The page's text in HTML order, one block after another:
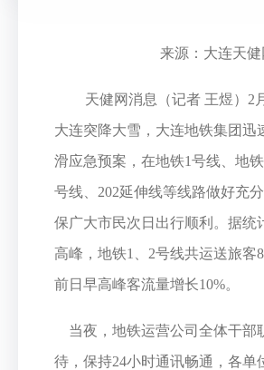
来源：大连天健
天健网消息（记者 王煜）2
大连突降大雪，大连地铁集团迅
滑应急预案，在地铁1号线、地
号线、202延伸线等线路做好充
保广大市民次日出行顺利。据统
高峰，地铁1、2号线共运送旅客
前日早高峰客流量增长10%。
当夜，地铁运营公司全体干部
待，保持24小时通讯畅通，各单